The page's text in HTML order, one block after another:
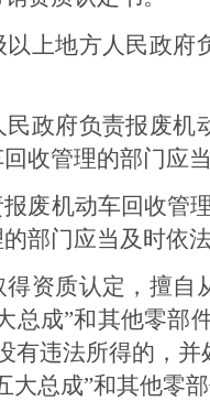
以上地方人民政府
政府负责报废机
收管理的部门应
废机动车回收管
部门应当及时依
得资质认定，擅自
总成”和其他零部
有违法所得的，并
大总成”和其他零